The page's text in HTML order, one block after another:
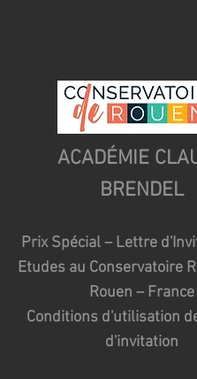
ACADÉMIE
BRENDEL
Prix Spécial – Lettre
Etudes au Conservatoire
Rouen – France
Conditions d'utilisation
d'invitation